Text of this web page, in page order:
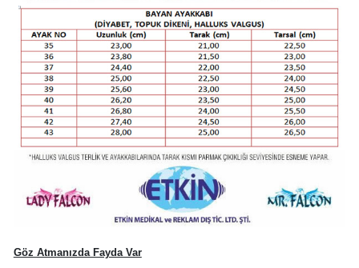
Göz Atmanızda Fayda Var